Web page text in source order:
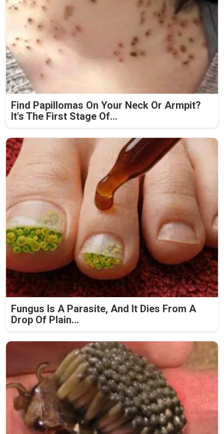
Find Papillomas On Your Neck Or Armpit?
It's The First Stage Of...
Fungus Is A Parasite, And It Dies From A
Drop Of Plain...